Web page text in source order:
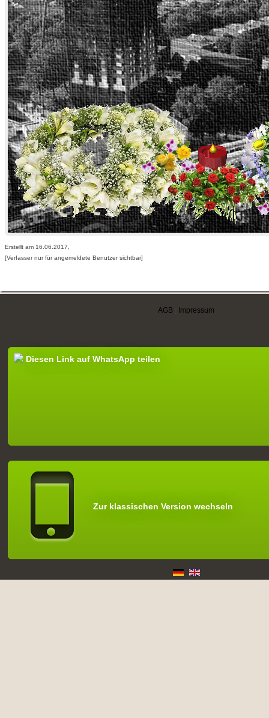
Erstellt am 16.06.2017,
[Verfasser nur für angemeldete Benutzer sichtbar]
AGB Impressum
Diesen Link auf WhatsApp teilen
Zur klassischen Version wechseln